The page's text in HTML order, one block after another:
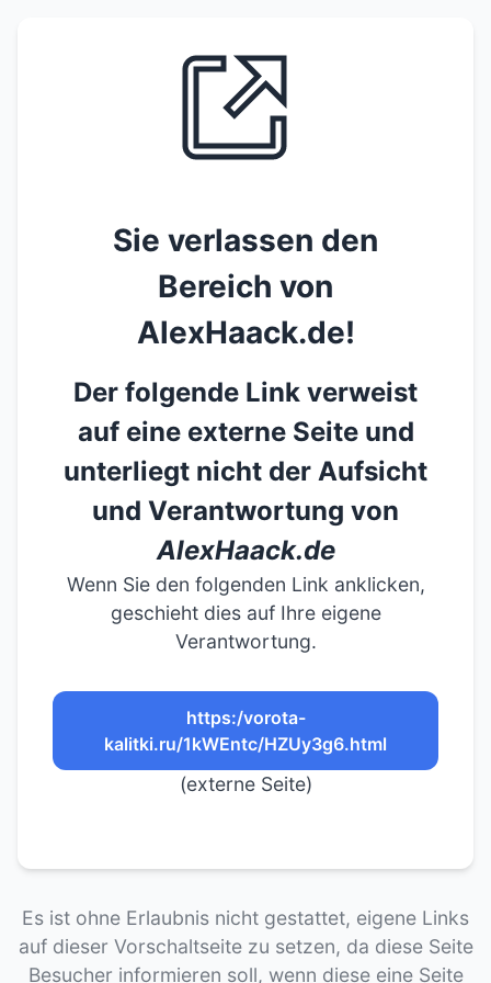
Sie verlassen den
Bereich von
AlexHaack.de!
Der folgende Link verweist
auf eine externe Seite und
unterliegt nicht der Aufsicht
und Verantwortung von
AlexHaack.de
Wenn Sie den folgenden Link anklicken,
geschieht dies auf Ihre eigene
Verantwortung.
https:/vorota-
kalitki.ru/1kWEntc/HZUy3g6.html
(externe Seite)
Es ist ohne Erlaubnis nicht gestattet, eigene Links
auf dieser Vorschaltseite zu setzen, da diese Seite
Besucher informieren soll, wenn diese eine Seite